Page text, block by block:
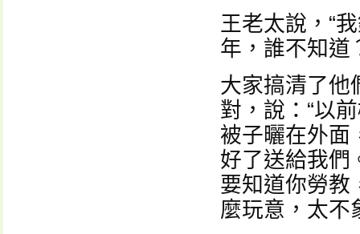
王老太說，“
年，誰不知道
大家搞清了他
對，說：“以
被子曬在外面
好了送給我們
要知道你勞教
麼玩意，太不